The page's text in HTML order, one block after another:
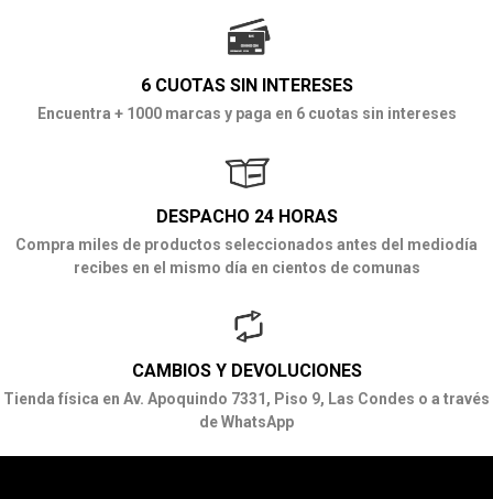
6 CUOTAS SIN INTERESES
Encuentra + 1000 marcas y paga en 6 cuotas sin intereses
DESPACHO 24 HORAS
Compra miles de productos seleccionados antes del mediodía
recibes en el mismo día en cientos de comunas
CAMBIOS Y DEVOLUCIONES
Tienda física en Av. Apoquindo 7331, Piso 9, Las Condes o a través
de WhatsApp